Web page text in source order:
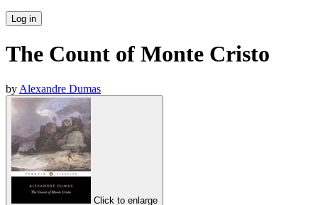
Log in
The Count of Monte Cristo
by Alexandre Dumas
Click to enlarge